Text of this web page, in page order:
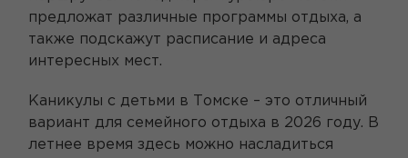
предложат различные программы отдыха, а
также подскажут расписание и адреса
интересных мест.
Каникулы с детьми в Томске – это отличный
вариант для семейного отдыха в 2026 году. В
летнее время здесь можно насладиться